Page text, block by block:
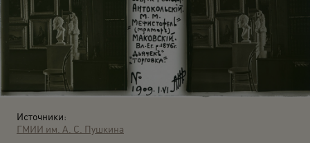
Источники:
ГМИИ им. А. С. Пушкина